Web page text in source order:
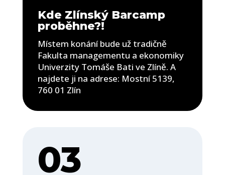
Kde Zlínský Barcamp
proběhne?!
Místem konání bude už tradičně
Fakulta managementu a ekonomiky
Univerzity Tomáše Bati ve Zlíně. A
najdete ji na adrese: Mostní 5139,
760 01 Zlín
03